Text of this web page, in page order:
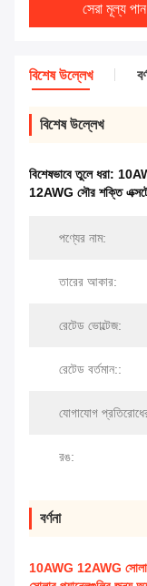
সেরা মূল্য পান
বিশেষ উল্লেখ
বিশেষ উল্লেখ
বিশেষভাবে তুলে ধরা:
12AWG সৌর শক্তি
পণ্যের নাম:
তারের আকার:
রেটেড ভোল্টেজ:
রেটেড বর্তমান::
যোগাযোগ
রঙ:
বর্ণনা
10AWG 12AWG